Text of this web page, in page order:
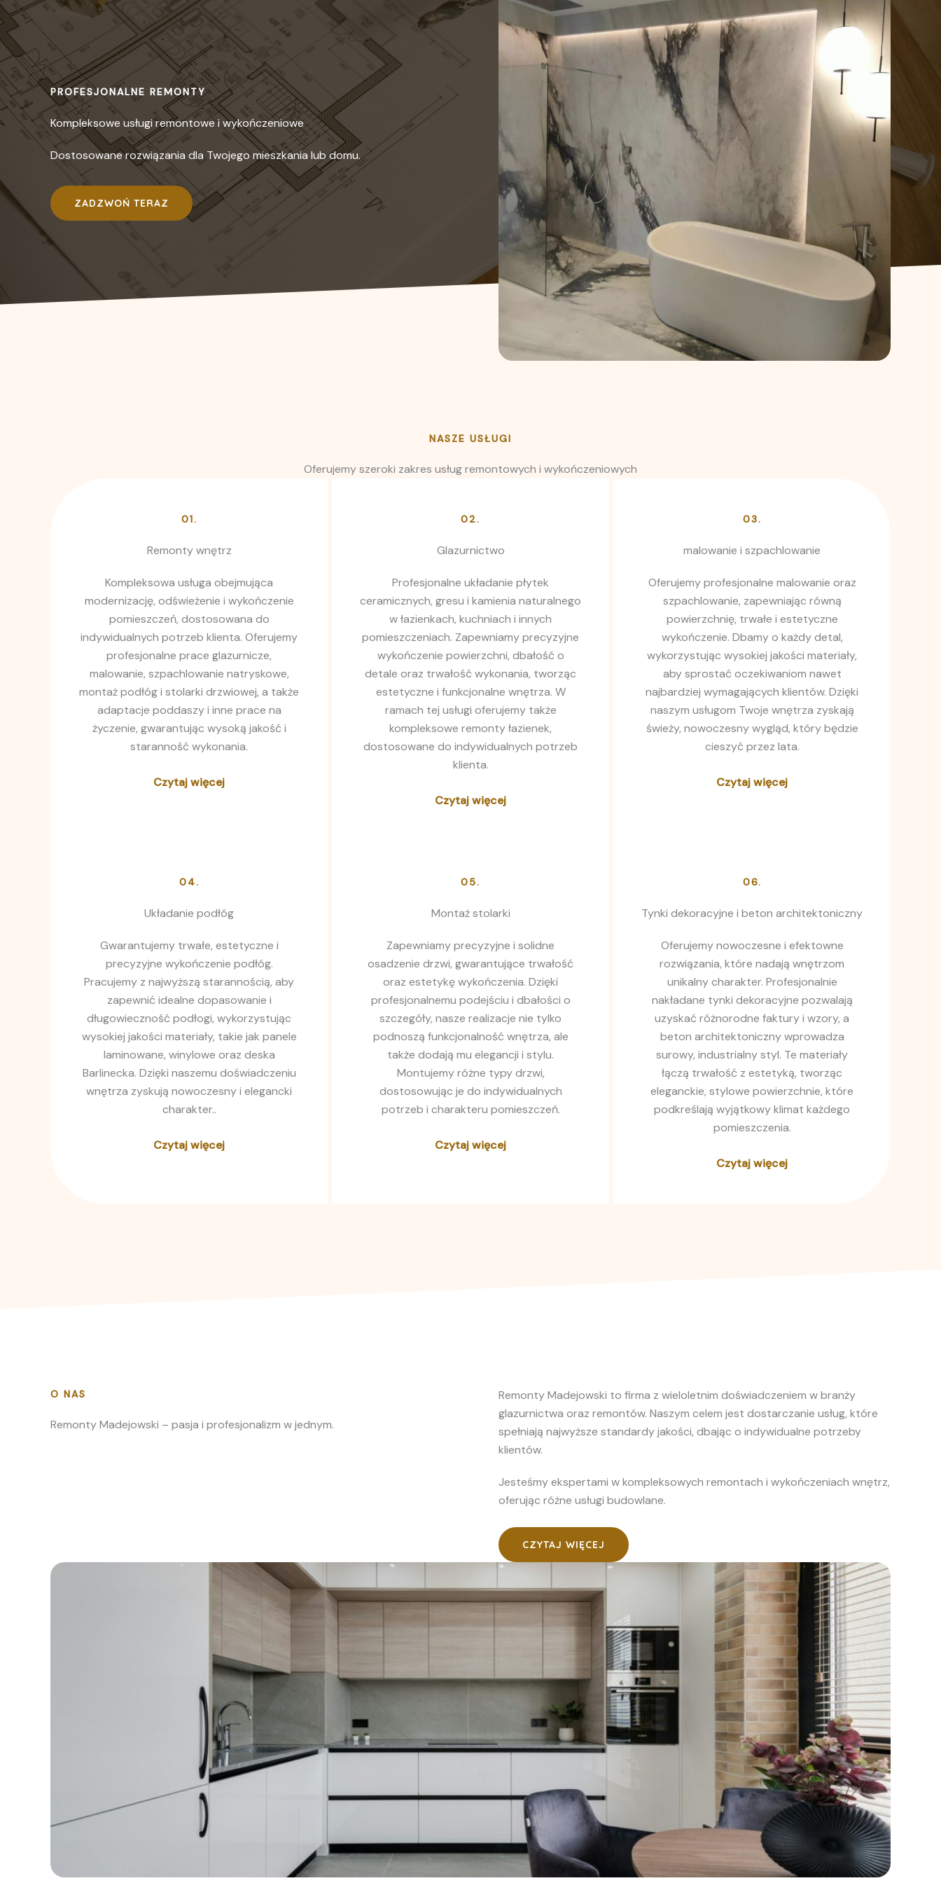
PROFESJONALNE REMONTY
Kompleksowe usługi remontowe i wykończeniowe
Dostosowane rozwiązania dla Twojego mieszkania lub domu.
ZADZWOŃ TERAZ
NASZE USŁUGI
Oferujemy szeroki zakres usług remontowych i wykończeniowych
01.
Remonty wnętrz
Kompleksowa usługa obejmująca
modernizację, odświeżenie i wykończenie
pomieszczeń, dostosowana do
indywidualnych potrzeb klienta. Oferujemy
profesjonalne prace glazurnicze,
malowanie, szpachlowanie natryskowe,
montaż podłóg i stolarki drzwiowej, a także
adaptacje poddaszy i inne prace na
życzenie, gwarantując wysoką jakość i
staranność wykonania.
Czytaj więcej
02.
Glazurnictwo
Profesjonalne układanie płytek
ceramicznych, gresu i kamienia naturalnego
w łazienkach, kuchniach i innych
pomieszczeniach. Zapewniamy precyzyjne
wykończenie powierzchni, dbałość o
detale oraz trwałość wykonania, tworząc
estetyczne i funkcjonalne wnętrza. W
ramach tej usługi oferujemy także
kompleksowe remonty łazienek,
dostosowane do indywidualnych potrzeb
klienta.
Czytaj więcej
03.
malowanie i szpachlowanie
Oferujemy profesjonalne malowanie oraz
szpachlowanie, zapewniając równą
powierzchnię, trwałe i estetyczne
wykończenie. Dbamy o każdy detal,
wykorzystując wysokiej jakości materiały,
aby sprostać oczekiwaniom nawet
najbardziej wymagających klientów. Dzięki
naszym usługom Twoje wnętrza zyskają
świeży, nowoczesny wygląd, który będzie
cieszyć przez lata.
Czytaj więcej
04.
Układanie podłóg
Gwarantujemy trwałe, estetyczne i
precyzyjne wykończenie podłóg.
Pracujemy z najwyższą starannością, aby
zapewnić idealne dopasowanie i
długowieczność podłogi, wykorzystując
wysokiej jakości materiały, takie jak panele
laminowane, winylowe oraz deska
Barlinecka. Dzięki naszemu doświadczeniu
wnętrza zyskują nowoczesny i elegancki
charakter..
Czytaj więcej
05.
Montaż stolarki
Zapewniamy precyzyjne i solidne
osadzenie drzwi, gwarantujące trwałość
oraz estetykę wykończenia. Dzięki
profesjonalnemu podejściu i dbałości o
szczegóły, nasze realizacje nie tylko
podnoszą funkcjonalność wnętrza, ale
także dodają mu elegancji i stylu.
Montujemy różne typy drzwi,
dostosowując je do indywidualnych
potrzeb i charakteru pomieszczeń.
Czytaj więcej
06.
Tynki dekoracyjne i beton architektoniczny
Oferujemy nowoczesne i efektowne
rozwiązania, które nadają wnętrzom
unikalny charakter. Profesjonalnie
nakładane tynki dekoracyjne pozwalają
uzyskać różnorodne faktury i wzory, a
beton architektoniczny wprowadza
surowy, industrialny styl. Te materiały
łączą trwałość z estetyką, tworząc
eleganckie, stylowe powierzchnie, które
podkreślają wyjątkowy klimat każdego
pomieszczenia.
Czytaj więcej
O NAS
Remonty Madejowski – pasja i profesjonalizm w jednym.
Remonty Madejowski to firma z wieloletnim doświadczeniem w branży
glazurnictwa oraz remontów. Naszym celem jest dostarczanie usług, które
spełniają najwyższe standardy jakości, dbając o indywidualne potrzeby
klientów.
Jesteśmy ekspertami w kompleksowych remontach i wykończeniach wnętrz,
oferując różne usługi budowlane.
CZYTAJ WIĘCEJ